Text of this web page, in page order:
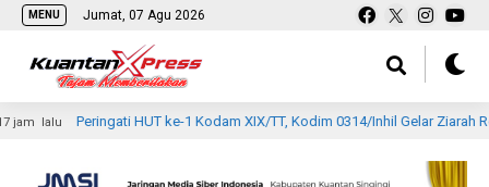
MENU Jumat, 07 Agu 2026
Peringati HUT ke-1 Kodam XIX/TT, Kodim 0314/Inhil Gelar Ziarah Rombongan